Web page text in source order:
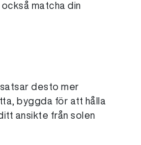
matcha din
satsar desto mer
byggda för att hålla
ansikte från solen